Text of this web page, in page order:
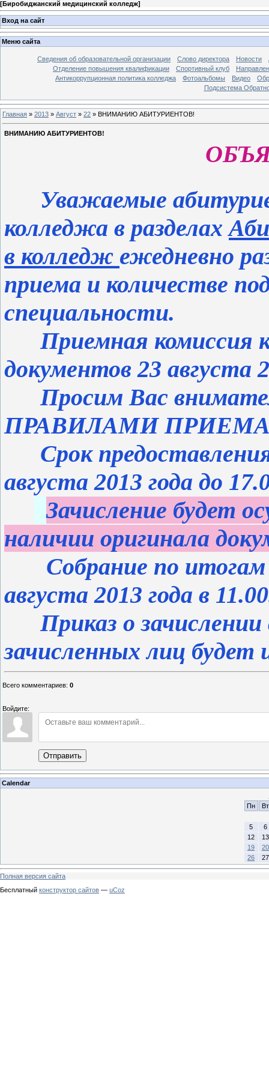
[Биробиджанский медицинский колледж]
Вход на сайт
Меню сайта
Сведения об образовательной организации Слово директора Новости
Отделение повышения квалификации
Спортивный клуб
Антикоррупционная политика колледжа
Фотоальбомы Видео
Подсистема
Главная » 2013 » Август » 22 » ВНИМАНИЮ АБИТУРИЕНТОВ!
ВНИМАНИЮ АБИТУРИЕНТОВ!
Уважаемые
колледжа в разделах
в колледж ежедневно
приема и количестве
специальности.
Приемная комиссия
документов 23 августа
Просим Вас
ПРАВИЛАМИ
Срок предоставления
августа 2013 года до
Зачисление будет
наличии оригинала
Собрание по итогам
августа 2013 года в
Приказ о зачислении
зачисленных лиц будет
Всего комментариев: 0
Войдите:
Отправить
Calendar
Пн
Вт
5
6
12
13
19
20
26
27
Полная версия сайта
Бесплатный конструктор сайтов — uCoz